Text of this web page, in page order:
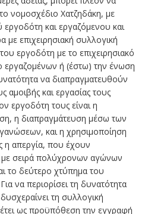
νομοσχέδιο Χατζηδάκη, με
και εργαζόμενου και
με επιχειρησιακή συλλογική
εργοδότη με το επιχειρησιακό
εργαζομένων ή (έστω) την ένωση
να διαπραγματευθούν
αμοιβής και εργασίας τους
εργοδότη τους είναι η
η διαπραγμάτευση μέσω των
και η χρησιμοποίηση
απεργία, που έχουν
με σειρά πολύχρονων αγώνων
το δεύτερο χτύπημα του
να περιορίσει τη δυνατότητα
τη συλλογική
ως προϋπόθεση την εγγραφή